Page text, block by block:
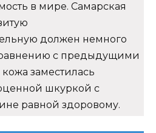
в мире. Самарская
должен немного
с предыдущими
заместилась
шкуркой с
равной здоровому.